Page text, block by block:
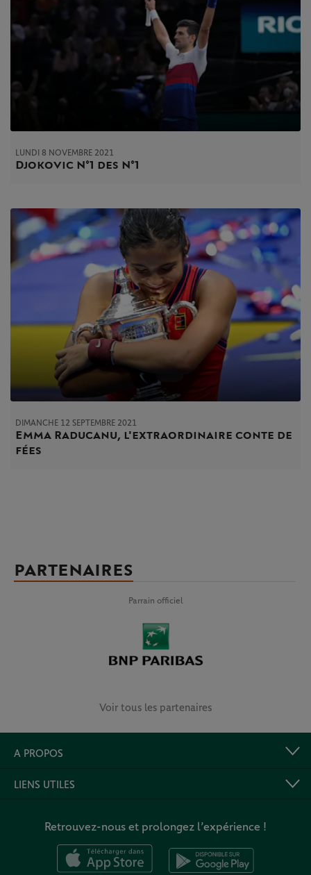
LUNDI 8 NOVEMBRE 2021
Djokovic N°1 des N°1
DIMANCHE 12 SEPTEMBRE 2021
Emma Raducanu, l'extraordinaire conte de
fées
PARTENAIRES
Parrain officiel
Voir tous les partenaires
A PROPOS
LIENS UTILES
Retrouvez-nous et prolongez l’expérience !